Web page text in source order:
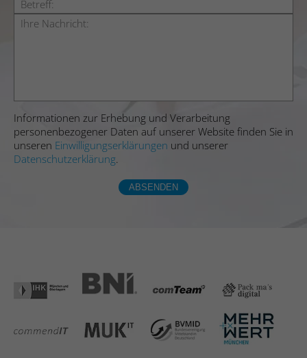
Informationen zur Erhebung und Verarbeitung
personenbezogener Daten auf unserer Website finden Sie in
unseren Einwilligungserklärungen und unserer
Datenschutzerklärung
ABSENDEN